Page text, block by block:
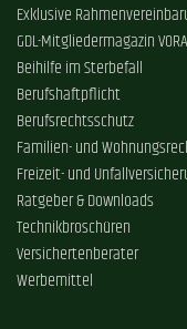
Exklusive
GDL-Mitgliedermagazin
Beihilfe im Sterbefall
Berufshaftpflicht
Berufsrechtsschutz
Familien- und
Freizeit- und
Ratgeber & Downloads
Technikbroschüren
Versichertenberater
Werbemittel